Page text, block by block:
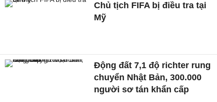
Chủ tịch FIFA bị điều tra tại
Mỹ
Động đất 7,1 độ richter rung
chuyển Nhật Bản, 300.000
người sơ tán khẩn cấp